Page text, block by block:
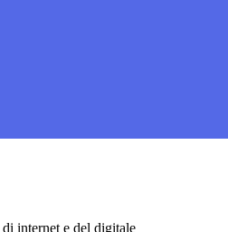
internet e del digitale